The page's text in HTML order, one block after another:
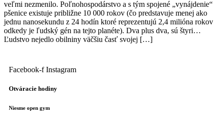
veľmi nezmenilo. Poľnohospodárstvo a s tým spojené „vynájdenie“
pšenice existuje približne 10 000 rokov (čo predstavuje menej ako
jednu nanosekundu z 24 hodín ktoré reprezentujú 2,4 milióna rokov
odkedy je ľudský gén na tejto planéte). Dva plus dva, sú štyri…
Ľudstvo nejedlo obilniny väčšiu časť svojej […]
Facebook-f Instagram
Otváracie hodiny
Niesme open gym